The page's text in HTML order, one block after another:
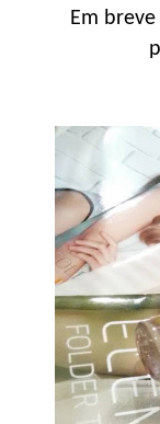
Em